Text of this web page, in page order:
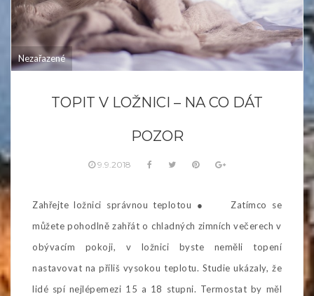
Nezařazené
TOPIT V LOŽNICI – NA CO DÁT
POZOR
9.9.2018
Zahřejte ložnici správnou teplotou ● Zatímco se
můžete pohodlně zahřát o chladných zimních večerech v
obývacím pokoji, v ložnici byste neměli topení
nastavovat na příliš vysokou teplotu. Studie ukázaly, že
lidé spí nejlépemezi 15 a 18 stupni. Termostat by měl